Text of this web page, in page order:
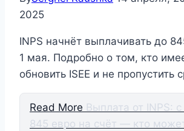
2025
INPS начнёт выплачивать до
1 мая. Подробно о том, кто
обновить ISEE и не пропустить
Read More Выплата от INPS:
845 евро на счёт — кто